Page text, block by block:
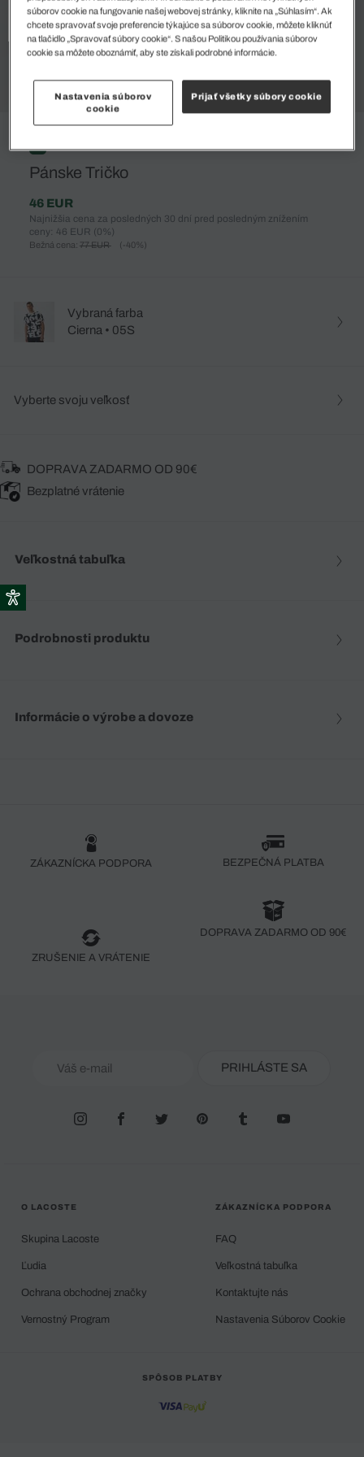
%
Pánske Tričko
46 EUR
Najnižšia cena za posledných 30 dní pred posledným znížením
ceny: 46 EUR (0%)
Bežná cena: 77 EUR (-40%)
Vybraná farba
Cierna • 05S
Vyberte svoju veľkosť
DOPRAVA ZADARMO OD 90€
Bezplatné vrátenie
Veľkostná tabuľka
Podrobnosti produktu
Informácie o výrobe a dovoze
ZÁKAZNÍCKA PODPORA BEZPEČNÁ PLATBA
ZRUŠENIE A VRÁTENIE
DOPRAVA ZADARMO OD 90€
PRIHLÁSTE SA
O LACOSTE
Skupina Lacoste
Ľudia
Ochrana obchodnej značky
Vernostný Program
ZÁKAZNÍCKA PODPORA
FAQ
Veľkostná tabuľka
Kontaktujte nás
Nastavenia Súborov Cookie
SPÔSOB PLATBY
súborov cookie na fungovanie našej webovej stránky, kliknite na „Súhlasím“. Ak
chcete spravovať svoje preferencie týkajúce sa súborov cookie, môžete kliknúť
na tlačidlo „Spravovať súbory cookie“. S našou Politikou používania súborov
cookie sa môžete oboznámiť, aby ste získali podrobné informácie.
Nastavenia súborov
cookie
Prijať všetky súbory cookie